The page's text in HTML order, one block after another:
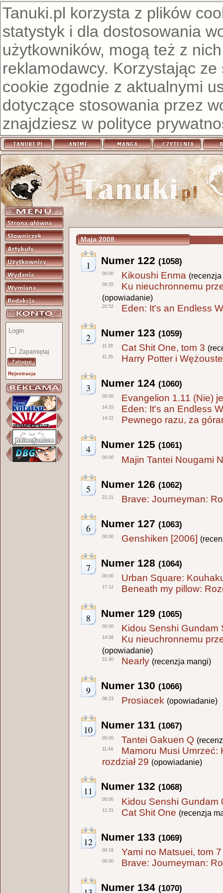
Tanuki.pl korzysta z plików
statystyk i dla dostosowania
użytkowników, mogą też z
reklamodawcy. Korzystając
cookie zgodnie z aktualnymi
dotyczące stosowania przez
znajdziesz w polityce
Zapamiętaj
Rejestracja
Maja 2008
1 Numer 122 (1058)
00:00 Kikoushi Enma
09:35 Ku nieuchronnemu
(opowiadanie)
20:52 Eden: It's an Endless
2 Numer 123 (1059)
11:28 Cat Shit One, tom 3
11:35 Harry Potter i
3 Numer 124 (1060)
00:00 Evangelion 1.11 (Nie)
14:10 Eden: It's an Endless
14:22 Pewnego razu, za
4 Numer 125 (1061)
00:00 Majin Tantei Nougami
5 Numer 126 (1062)
21:21 Brave: Journeyman:
6 Numer 127 (1063)
00:00 Genshiken [2006]
7 Numer 128 (1064)
00:00 Urban Square:
17:12 Beneath my pillow:
8 Numer 129 (1065)
00:00 Kidou Senshi Gundam
14:08 Ku nieuchronnemu
(opowiadanie)
21:40 Nearly (recenzja mangi)
9 Numer 130 (1066)
08:23 Prosiacek (opowiadanie)
10 Numer 131 (1067)
00:00 Tantei Gakuen Q
11:44
Mamoru Musi Umrzeć:
rozdział 29 (opowiadanie)
11 Numer 132 (1068)
00:00 Kidou Senshi Gundam
12:31 Cat Shit One (recenzja
12 Numer 133 (1069)
00:19 Yami no Matsuei, tom 7
08:00 Brave: Journeyman:
Numer 134 (1070)